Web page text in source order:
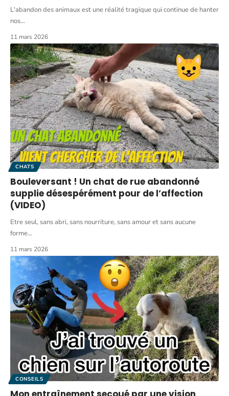
L'abandon des animaux est une réalité tragique qui continue de hanter
nos…
11 mars 2026
CHATS
Bouleversant ! Un chat de rue abandonné
supplie désespérément pour de l’affection
(VIDEO)
Etre seul, sans abri, sans nourriture, sans amour et sans aucune
forme…
11 mars 2026
CONSEILS